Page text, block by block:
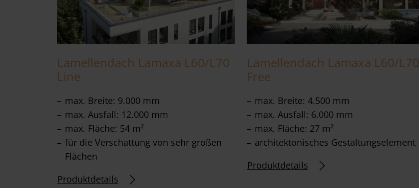
Lamellendach Lamaxa L60/L70
Line
max. Breite: 9.000 mm
max. Ausfall: 12.000 mm
max. Fläche: 54 m²
für die Verschattung von sehr großen
Flächen
Produktdetails
Lamellendach Lamaxa L60/L70
Free
max. Breite: 4.500 mm
max. Ausfall: 6.000 mm
max. Fläche: 27 m²
architektonisches Gestaltungselement
Produktdetails